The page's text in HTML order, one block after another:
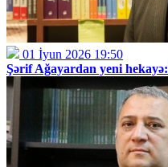
01 İyun 2026 19:50
Şərif Ağayardan yeni hekayə: